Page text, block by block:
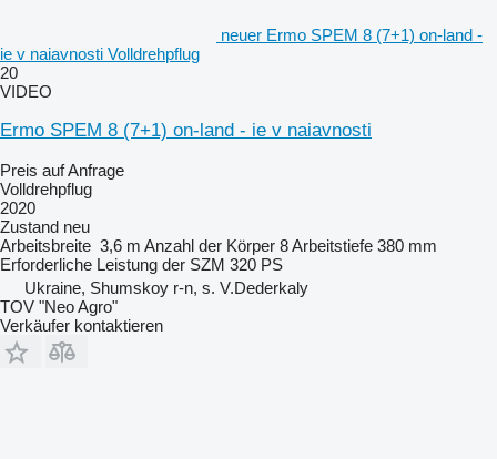
neuer Ermo SPEM 8 (7+1) on-land -
ie v naiavnosti Volldrehpflug
20
VIDEO
Ermo SPEM 8 (7+1) on-land - ie v naiavnosti
Preis auf Anfrage
Volldrehpflug
2020
Zustand neu
Arbeitsbreite 3,6 m Anzahl der Körper 8Arbeitstiefe 380 mm
Erforderliche Leistung der SZM 320 PS
Ukraine, Shumskoy r-n, s. V.Dederkaly
TOV "Neo Agro"
Verkäufer kontaktieren